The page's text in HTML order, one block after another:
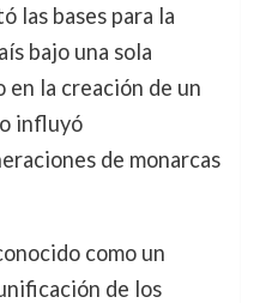
las bases para la
bajo una sola
la creación de un
influyó
de monarcas
como un
de los